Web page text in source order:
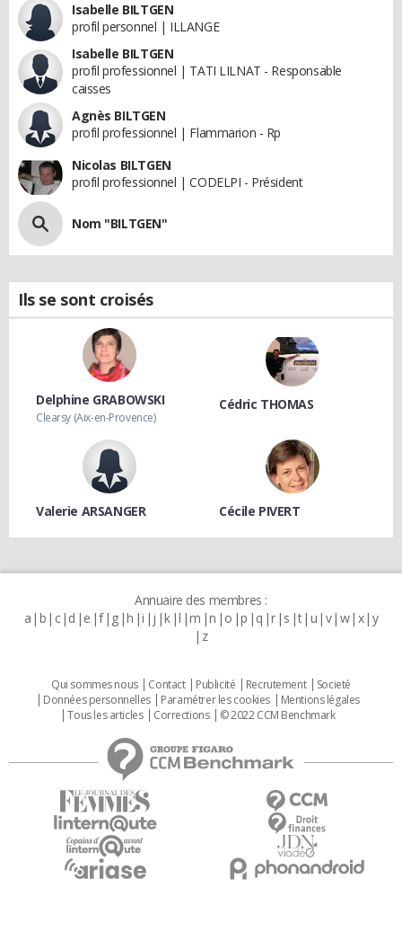
Isabelle BILTGEN
profil personnel | ILLANGE
Isabelle BILTGEN
profil professionnel | TATI LILNAT - Responsable
caisses
Agnès BILTGEN
profil professionnel | Flammarion - Rp
Nicolas BILTGEN
profil professionnel | CODELPI - Président
Nom "BILTGEN"
Ils se sont croisés
Delphine GRABOWSKI
Clearsy (Aix-en-Provence)
Cédric THOMAS
Valerie ARSANGER Cécile PIVERT
Annuaire des membres :
a b c d e f g h i j k l m n o p q r s t u v w x y
z
Qui sommes nous Contact Publicité Recrutement
Societé
Données personnelles
Paramétrer les cookies
Mentions légales
Tous les articles
Corrections © 2022 CCM Benchmark